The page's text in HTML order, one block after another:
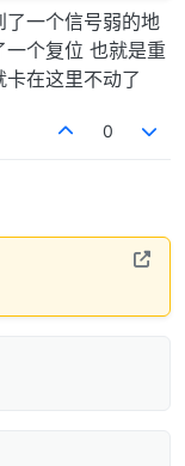
一个信号弱的地
个复位 也就是重
在这里不动了
0